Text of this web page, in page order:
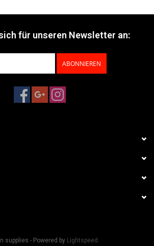
für unseren Newsletter an:
ABONNIEREN
supplies - Powered by Lightspeed